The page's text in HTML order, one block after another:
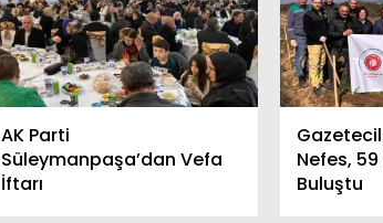
AK Parti
Süleymanpaşa’dan Vefa
İftarı
Nefes,
Buluştu